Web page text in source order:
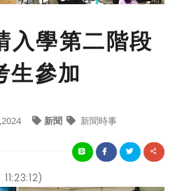
入學第二階段
生參加
新聞 新聞時事